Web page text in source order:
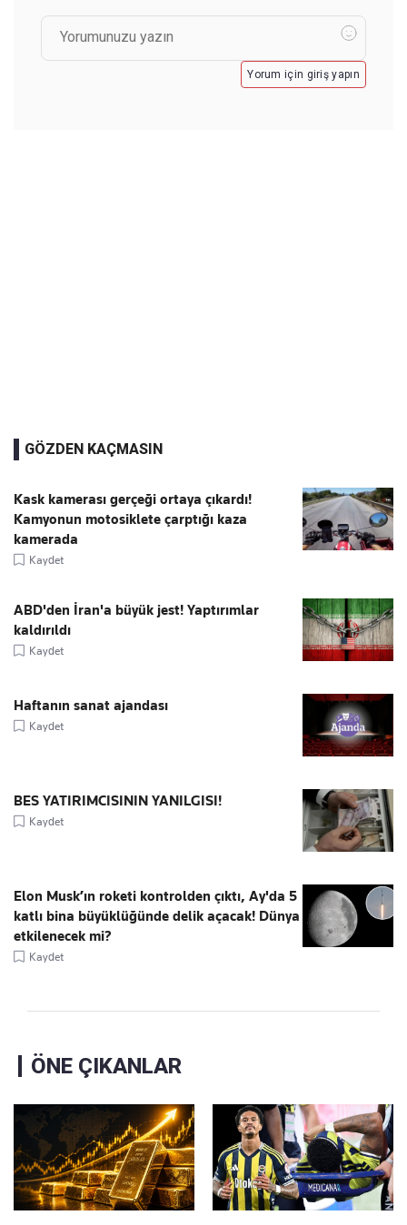
Yorum için giriş yapın
GÖZDEN KAÇMASIN
Kask kamerası gerçeği ortaya çıkardı!
Kamyonun motosiklete çarptığı kaza
kamerada
Kaydet
ABD'den İran'a büyük jest! Yaptırımlar
kaldırıldı
Kaydet
Haftanın sanat ajandası
Kaydet
BES YATIRIMCISININ YANILGISI!
Kaydet
Elon Musk’ın roketi kontrolden çıktı, Ay'da 5
katlı bina büyüklüğünde delik açacak! Dünya
etkilenecek mi?
Kaydet
ÖNE ÇIKANLAR